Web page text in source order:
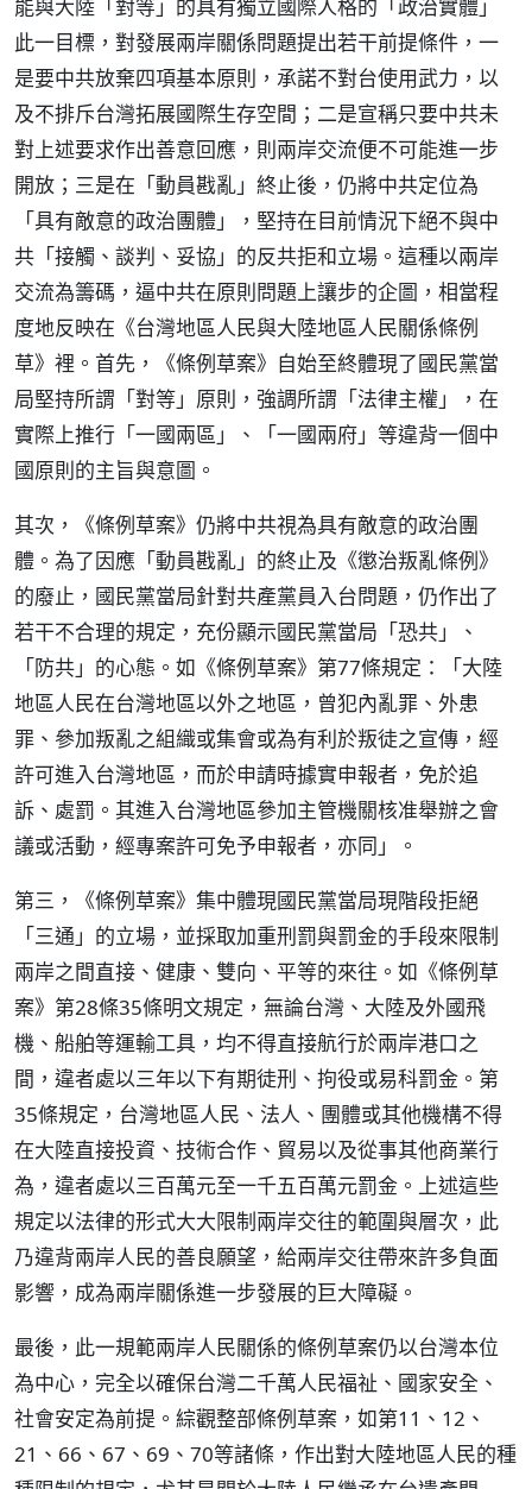
能與大陸「對等」的具有獨立國際人格的「政治實體」
此一目標，對發展兩岸關係問題提出若干前提條件，一
是要中共放棄四項基本原則，承諾不對台使用武力，以
及不排斥台灣拓展國際生存空間；二是宣稱只要中共未
對上述要求作出善意回應，則兩岸交流便不可能進一步
開放；三是在「動員戡亂」終止後，仍將中共定位為
「具有敵意的政治團體」，堅持在目前情況下絕不與中
共「接觸、談判、妥協」的反共拒和立場。這種以兩岸
交流為籌碼，逼中共在原則問題上讓步的企圖，相當程
度地反映在《台灣地區人民與大陸地區人民關係條例
草》裡。首先，《條例草案》自始至終體現了國民黨當
局堅持所謂「對等」原則，強調所謂「法律主權」，在
實際上推行「一國兩區」、「一國兩府」等違背一個中
國原則的主旨與意圖。
其次，《條例草案》仍將中共視為具有敵意的政治團
體。為了因應「動員戡亂」的終止及《懲治叛亂條例》
的廢止，國民黨當局針對共產黨員入台問題，仍作出了
若干不合理的規定，充份顯示國民黨當局「恐共」、
「防共」的心態。如《條例草案》第77條規定：「大陸
地區人民在台灣地區以外之地區，曾犯內亂罪、外患
罪、參加叛亂之組織或集會或為有利於叛徒之宣傳，經
許可進入台灣地區，而於申請時據實申報者，免於追
訴、處罰。其進入台灣地區參加主管機關核准舉辦之會
議或活動，經專案許可免予申報者，亦同」。
第三，《條例草案》集中體現國民黨當局現階段拒絕
「三通」的立場，並採取加重刑罰與罰金的手段來限制
兩岸之間直接、健康、雙向、平等的來往。如《條例草
案》第28條35條明文規定，無論台灣、大陸及外國飛
機、船舶等運輸工具，均不得直接航行於兩岸港口之
間，違者處以三年以下有期徒刑、拘役或易科罰金。第
35條規定，台灣地區人民、法人、團體或其他機構不得
在大陸直接投資、技術合作、貿易以及從事其他商業行
為，違者處以三百萬元至一千五百萬元罰金。上述這些
規定以法律的形式大大限制兩岸交往的範圍與層次，此
乃違背兩岸人民的善良願望，給兩岸交往帶來許多負面
影響，成為兩岸關係進一步發展的巨大障礙。
最後，此一規範兩岸人民關係的條例草案仍以台灣本位
為中心，完全以確保台灣二千萬人民福祉、國家安全、
社會安定為前提。綜觀整部條例草案，如第11、12、
21、66、67、69、70等諸條，作出對大陸地區人民的種